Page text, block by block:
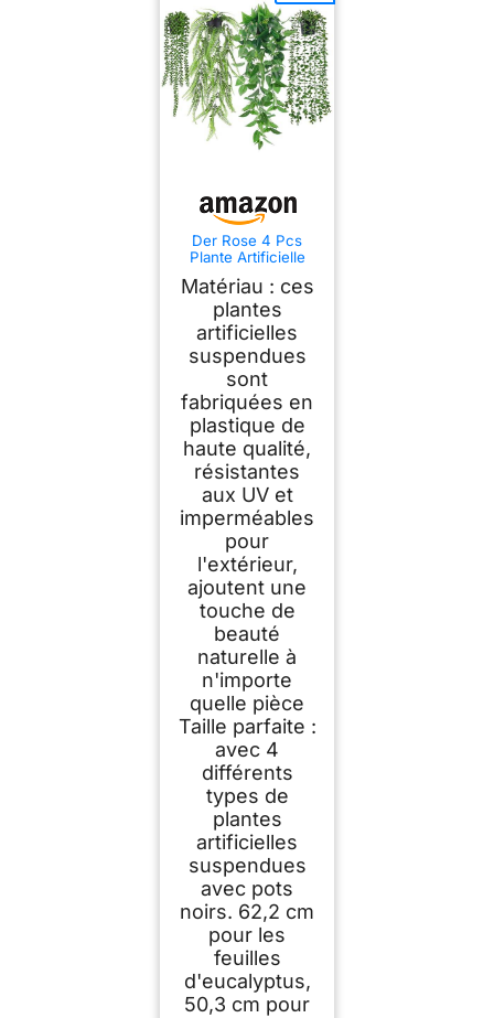
Der Rose 4 Pcs
Plante Artificielle
Artificielles Interieur
et Exterieur,Fausse
Plante Convient
pour Décorer le
Bureau,Salon,Cuisin
e,Jardin
Matériau : ces
plantes
artificielles
suspendues
sont
fabriquées en
plastique de
haute qualité,
résistantes
aux UV et
imperméables
pour
l'extérieur,
ajoutent une
touche de
beauté
naturelle à
n'importe
quelle pièce
Taille parfaite :
avec 4
différents
types de
plantes
artificielles
suspendues
avec pots
noirs. 62,2 cm
pour les
feuilles
d'eucalyptus,
50,3 cm pour